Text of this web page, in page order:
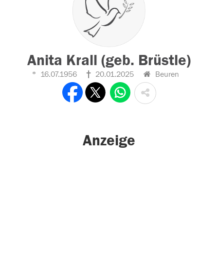
Anita Krall (geb. Brüstle)
16.07.1956 20.01.2025 Beuren
Anzeige